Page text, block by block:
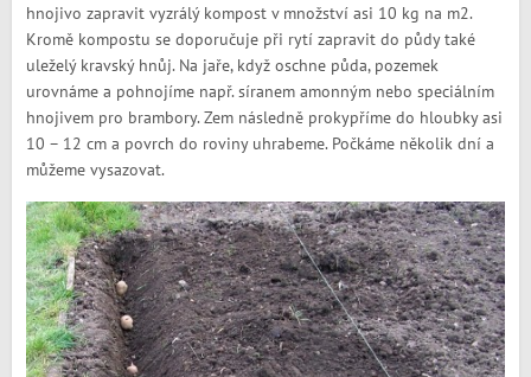
hnojivo zapravit vyzrálý kompost v množství asi 10 kg na m2.
Kromě kompostu se doporučuje při rytí zapravit do půdy také
uleželý kravský hnůj. Na jaře, když oschne půda, pozemek
urovnáme a pohnojíme např. síranem amonným nebo speciálním
hnojivem pro brambory. Zem následně prokypříme do hloubky asi
10 – 12 cm a povrch do roviny uhrabeme. Počkáme několik dní a
můžeme vysazovat.